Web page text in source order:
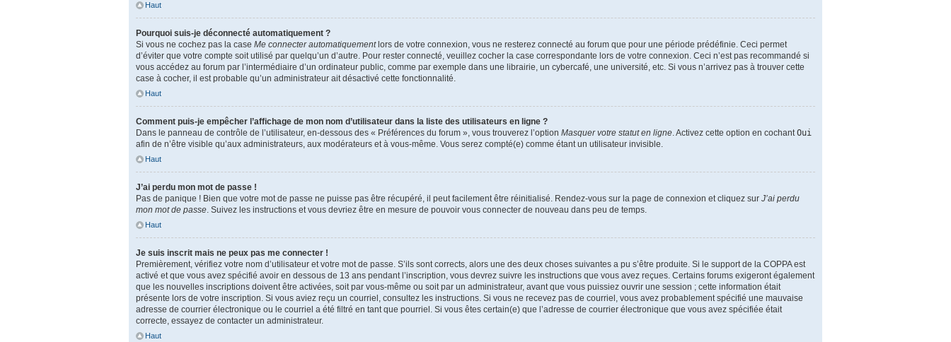
Haut
Pourquoi suis-je déconnecté automatiquement ?
Si vous ne cochez pas la case Me connecter automatiquementlors de votre connexion, vous ne resterez connecté au forum que pour une période prédéfinie. Ceci permet
d’éviter que votre compte soit utilisé par quelqu’un d’autre. Pour rester connecté, veuillez cocher la case correspondante lors de votre connexion. Ceci n’est pas recommandé si
vous accédez au forum par l’intermédiaire d’un ordinateur public, comme par exemple dans une librairie, un cybercafé, une université, etc. Si vous n’arrivez pas à trouver cette
case à cocher, il est probable qu’un administrateur ait désactivé cette fonctionnalité.
Haut
Comment puis-je empêcher l’affichage de mon nom d’utilisateur dans la liste des utilisateurs en ligne ?
Dans le panneau de contrôle de l’utilisateur, en-dessous des « Préférences du forum », vous trouverez l’option Masquer votre statut en ligne. Activez cette option en cochantOui
afin de n’être visible qu’aux administrateurs, aux modérateurs et à vous-même. Vous serez compté(e) comme étant un utilisateur invisible.
Haut
J’ai perdu mon mot de passe !
Pas de panique ! Bien que votre mot de passe ne puisse pas être récupéré, il peut facilement être réinitialisé. Rendez-vous sur la page de connexion et cliquez sur J’ai perdu
mon mot de passe. Suivez les instructions et vous devriez être en mesure de pouvoir vous connecter de nouveau dans peu de temps.
Haut
Je suis inscrit mais ne peux pas me connecter !
Premièrement, vérifiez votre nom d’utilisateur et votre mot de passe. S’ils sont corrects, alors une des deux choses suivantes a pu s’être produite. Si le support de la COPPA est
activé et que vous avez spécifié avoir en dessous de 13 ans pendant l’inscription, vous devrez suivre les instructions que vous avez reçues. Certains forums exigeront également
que les nouvelles inscriptions doivent être activées, soit par vous-même ou soit par un administrateur, avant que vous puissiez ouvrir une session ; cette information était
présente lors de votre inscription. Si vous aviez reçu un courriel, consultez les instructions. Si vous ne recevez pas de courriel, vous avez probablement spécifié une mauvaise
adresse de courrier électronique ou le courriel a été filtré en tant que pourriel. Si vous êtes certain(e) que l’adresse de courrier électronique que vous avez spécifiée était
correcte, essayez de contacter un administrateur.
Haut